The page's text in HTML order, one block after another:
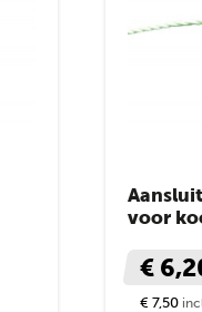
voor
€
€ 7,50